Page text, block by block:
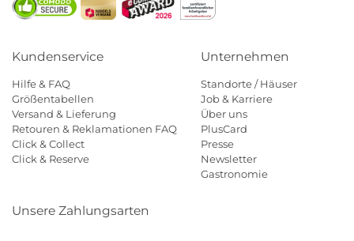
Kundenservice
Hilfe & FAQ
Größentabellen
Versand & Lieferung
Retouren & Reklamationen FAQ
Click & Collect
Click & Reserve
Unternehmen
Standorte / Häuser
Job & Karriere
Über uns
PlusCard
Presse
Newsletter
Gastronomie
Unsere Zahlungsarten